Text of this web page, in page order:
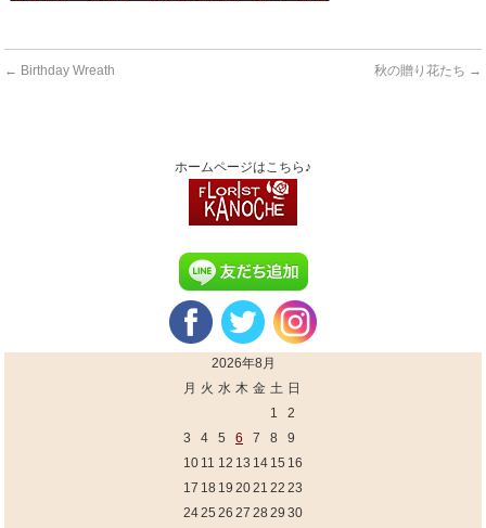
← Birthday Wreath 秋の贈り花たち →
ホームページはこちら♪
2026年8月
月 火 水 木 金 土 日
1
2
3
4 5 6 7 8
9
10 11 12 13 14 15 16
17 18 19 2021 22 23
2425 26 27 28 29 30